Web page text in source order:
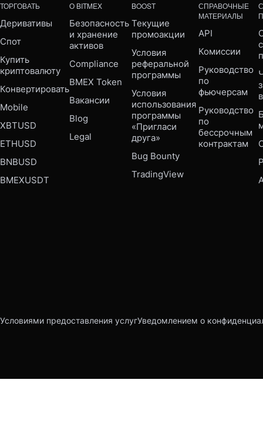
ТОРГОВАТЬ
Деривативы
Спот
Купить
криптовалюту
Конвертировать
Mobile
XBTUSD
ETHUSD
BNBUSD
BMEXUSDT
О BITMEX
Безопасность
и хранение
активов
Compliance
BMEX Token
Вакансии
Blog
Legal
BOOST
Текущие
промоакции
Условия
реферальной
программы
Условия
использования
программы
«Пригласи
друга»
Bug Bounty
TradingView
СПРАВОЧНЫЕ
МАТЕРИАЛЫ
API
Комиссии
Руководство
по
фьючерсам
Руководство
по
бессрочным
контрактам
Условиями предоставления услугУведомлением о